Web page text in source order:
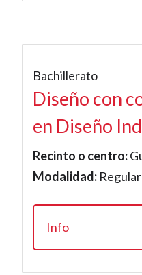
Bachillerato
Diseño con
en Diseño
Recinto o centro:
Modalidad: Regular
Info